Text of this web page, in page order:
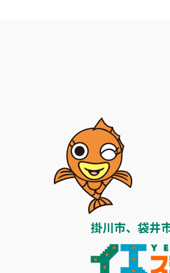
掛川市、袋井